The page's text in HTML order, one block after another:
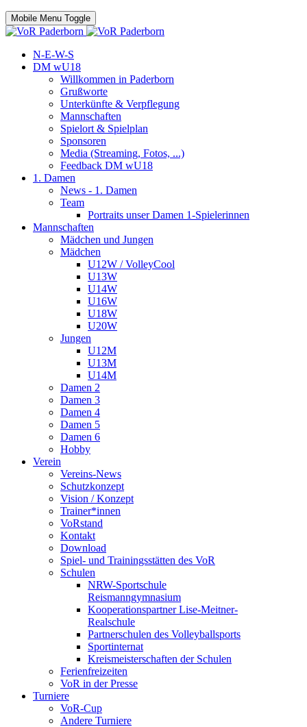
Mobile Menu Toggle
N-E-W-S
DM wU18
Willkommen in Paderborn
Grußworte
Unterkünfte & Verpflegung
Mannschaften
Spielort & Spielplan
Sponsoren
Media (Streaming, Fotos, ...)
Feedback DM wU18
1. Damen
News - 1. Damen
Team
Portraits unser Damen 1-Spielerinnen
Mannschaften
Mädchen und Jungen
Mädchen
U12W / VolleyCool
U13W
U14W
U16W
U18W
U20W
Jungen
U12M
U13M
U14M
Damen 2
Damen 3
Damen 4
Damen 5
Damen 6
Hobby
Verein
Vereins-News
Schutzkonzept
Vision / Konzept
Trainer*innen
VoRstand
Kontakt
Download
Spiel- und Trainingsstätten des VoR
Schulen
NRW-Sportschule
Reismanngymnasium
Kooperationspartner Lise-Meitner-
Realschule
Partnerschulen des Volleyballsports
Sportinternat
Kreismeisterschaften der Schulen
Ferienfreizeiten
VoR in der Presse
Turniere
VoR-Cup
Andere Turniere